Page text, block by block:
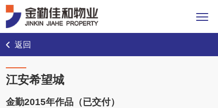
返回
江安希望城
金勤2015年作品（已交付）